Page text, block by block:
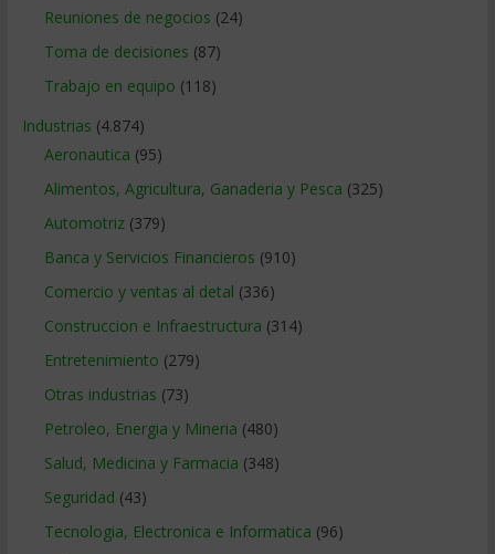
Reuniones de negocios (24)
Toma de decisiones (87)
Trabajo en equipo (118)
Industrias (4.874)
Aeronautica (95)
Alimentos, Agricultura, Ganaderia y Pesca (325)
Automotriz(379)
Banca y Servicios Financieros (910)
Comercio y ventas al detal (336)
Construccion e Infraestructura (314)
Entretenimiento (279)
Otras industrias (73)
Petroleo, Energia y Mineria (480)
Salud, Medicina y Farmacia (348)
Seguridad (43)
Tecnologia, Electronica e Informatica (96)